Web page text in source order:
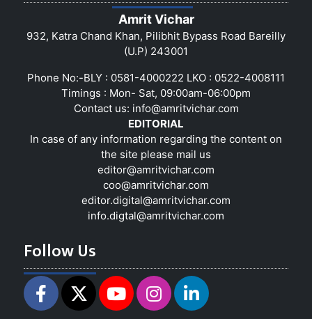
Amrit Vichar
932, Katra Chand Khan, Pilibhit Bypass Road Bareilly
(U.P) 243001
Phone No:-BLY : 0581-4000222 LKO : 0522-4008111
Timings : Mon- Sat, 09:00am-06:00pm
Contact us: info@amritvichar.com
EDITORIAL
In case of any information regarding the content on
the site please mail us
editor@amritvichar.com
coo@amritvichar.com
editor.digital@amritvichar.com
info.digtal@amritvichar.com
Follow Us